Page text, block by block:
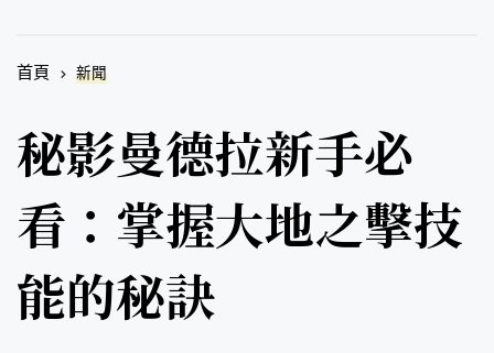
首頁 新聞
秘影曼德拉新手必
看：掌握大地之擊技
能的秘訣